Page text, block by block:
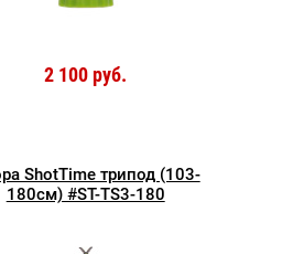
2 100 руб.
ShotTime трипод (103-
180см) #ST-TS3-180